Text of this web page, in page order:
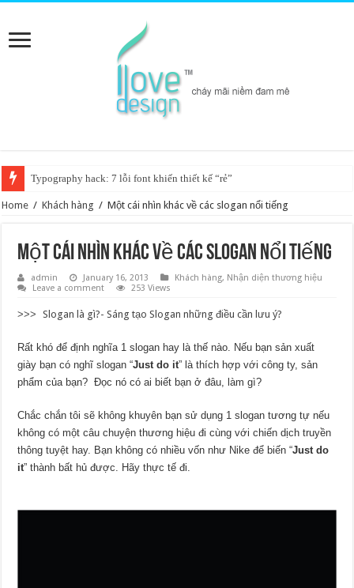
Typography hack: 7 lỗi font khiến thiết kế “rẻ”
Home / Khách hàng / Một cái nhìn khác về các slogan nổi tiếng
Một cái nhìn khác về các slogan nổi tiếng
admin January 16, 2013 Khách hàng, Nhận diện thương hiệu
Leave a comment
253 Views
>>>Slogan là gì?- Sáng tạo Slogan những điều cần lưu ý?
Rất khó để định nghĩa 1 slogan hay là thế nào. Nếu bạn sản xuất
giày bạn có nghĩ slogan “Just do it” là thích hợp với công ty, sản
phẩm của bạn? Đọc nó có ai biết bạn ở đâu, làm gì?
Chắc chắn tôi sẽ không khuyên bạn sử dụng 1 slogan tương tự nếu
không có một câu chuyện thương hiệu đi cùng với chiến dịch truyền
thông tuyệt hay. Bạn không có nhiều vốn như Nike để biến “Just do
it” thành bất hủ được. Hãy thực tế đi.